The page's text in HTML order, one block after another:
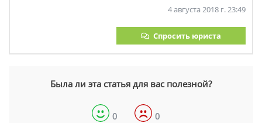
4 августа 2018 г. 23:49
Спросить юриста
Была ли эта статья для вас полезной?
0 0